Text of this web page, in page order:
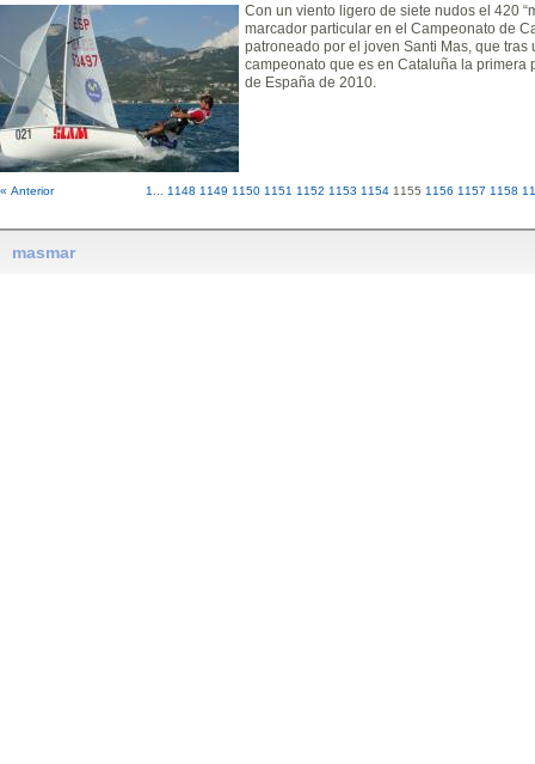
Con un viento ligero de siete nudos el 420
marcador particular en el Campeonato de
patroneado por el joven Santi Mas, que
campeonato que es en Cataluña la
de España de 2010.
« Anterior 1... 1148 1149 1150 1151 1152 1153 1154 1155 1156 1157 1158
masmar